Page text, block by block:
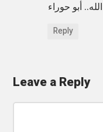
الله.. أبو حوراء
Reply
Leave a Reply